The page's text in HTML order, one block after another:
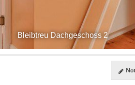
Bleibtreu Dachgeschoss 2